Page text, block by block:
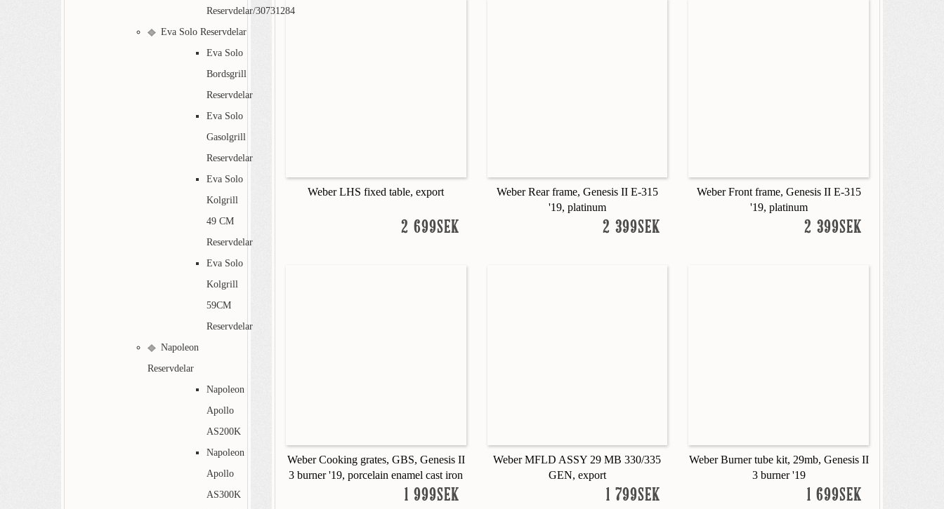
Weber LHS fixed table, export
2 699SEK
Weber Rear frame, Genesis II E-315
'19, platinum
2 399SEK
Weber Front frame, Genesis II E-315
'19, platinum
2 399SEK
Weber Cooking grates, GBS, Genesis II
3 burner '19, porcelain enamel cast iron
1 999SEK
Weber MFLD ASSY 29 MB 330/335
GEN, export
1 799SEK
Weber Burner tube kit, 29mb, Genesis II
3 burner '19
1 699SEK
Reservdelar/30731284
Eva Solo Reservdelar
Eva Solo
Bordsgrill
Reservdelar
Eva Solo
Gasolgrill
Reservdelar
Eva Solo
Kolgrill
49 CM
Reservdelar
Eva Solo
Kolgrill
59CM
Reservdelar
Napoleon
Reservdelar
Napoleon
Apollo
AS200K
Napoleon
Apollo
AS300K